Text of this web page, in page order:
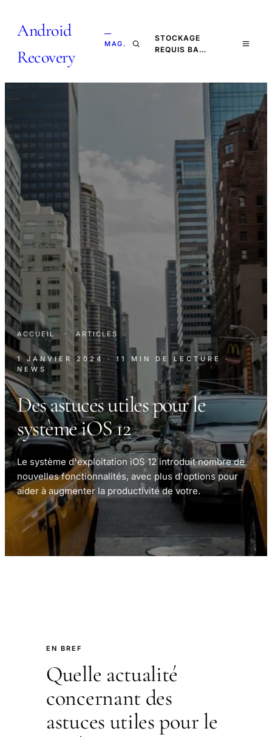
Android
Recovery
—
MAG.
STOCKAGE
REQUIS BA…
ACCUEIL · ARTICLES
1 JANVIER 2024 · 11 MIN DE LECTURE
·
NEWS
Des astuces utiles pour le
système iOS 12
Le système d'exploitation iOS 12 introduit nombre de
nouvelles fonctionnalités, avec plus d'options pour
aider à augmenter la productivité de votre.
EN BREF
Quelle actualité
concernant des
astuces utiles pour le